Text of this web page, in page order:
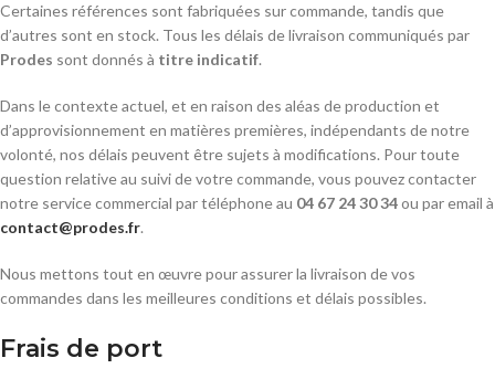
Certaines références sont fabriquées sur commande, tandis que
d’autres sont en stock. Tous les délais de livraison communiqués par
Prodes sont donnés à titre indicatif.
Dans le contexte actuel, et en raison des aléas de production et
d’approvisionnement en matières premières, indépendants de notre
volonté, nos délais peuvent être sujets à modifications. Pour toute
question relative au suivi de votre commande, vous pouvez contacter
notre service commercial par téléphone au 04 67 24 30 34ou par email à
contact@prodes.fr.
Nous mettons tout en œuvre pour assurer la livraison de vos
commandes dans les meilleures conditions et délais possibles.
Frais de port